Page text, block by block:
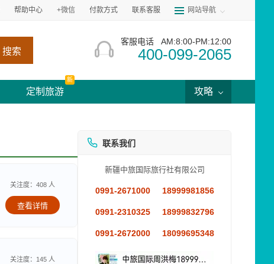
帮助中心 +微信 付款方式 联系客服 网站导航
搜索
客服电话 AM:8:00-PM:12:00
400-099-2065
定制旅游
新
攻略
关注度：408 人
查看详情
关注度：145 人
联系我们
新疆中旅国际旅行社有限公司
0991-2671000 18999981856
0991-2310325 18999832796
0991-2672000 18099695348